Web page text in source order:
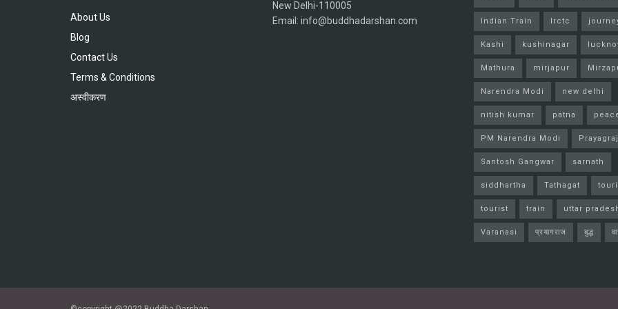
About Us
Blog
Contact Us
Terms & Conditions
अस्वीकरण
New Delhi-110005
Email: info@buddhadarshan.com
Indian Train Irctc
Kashi kushinagar
Mathura mirjapur
Narendra Modi new delhi
nitish kumar patna
PM Narendra Modi Prayagraj
Santosh Gangwar sarnath
siddhartha Tathagat
tourist train uttar
Varanasi प्रयागराज बुद्ध